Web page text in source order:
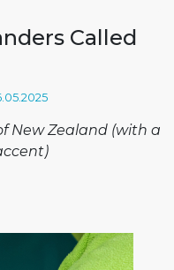
Called
New Zealand (with a